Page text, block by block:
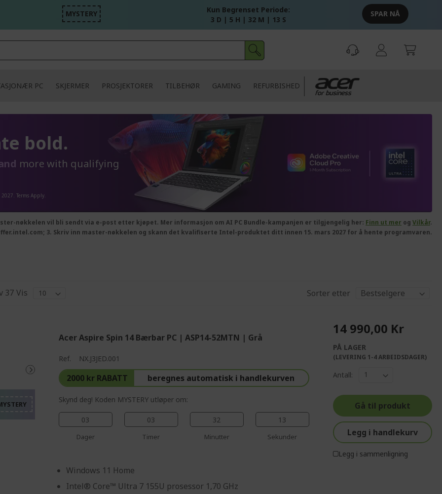
MYSTERY
Kun Begrenset Periode:
3 D | 5 H | 32 M | 12 S
SPAR NÅ
PC SKJERMER PROSJEKTORER TILBEHØR GAMING REFURBISHED
bold.
more with qualifying
Terms Apply.
nøkkelen vil bli sendt via e-post etter kjøpet. Mer informasjon om AI PC Bundle-kampanjen er tilgjengelig her: Finn ut mer og Vilkår.
3. Skriv inn master-nøkkelen og skann det kvalifiserte Intel-produktet ditt innen 15. mars 2027 for å hente programvaren.
37 Vis Sorter etter
Acer Aspire Spin 14 Bærbar PC | ASP14-52MTN | Grå
Ref. NX.J3JED.001
2000 kr RABATT beregnes automatisk i handlekurven
Skynd deg! Koden MYSTERY utløper om:
03
Dager
03
Timer
32
Minutter
12
Sekunder
Windows 11 Home
Intel® Core™ Ultra 7 155U prosessor 1,70 GHz
14 990,00 Kr
PÅ LAGER
(LEVERING 1-4 ARBEIDSDAGER)
Antall:
Gå til produkt
Legg i handlekurv
Legg i sammenligning